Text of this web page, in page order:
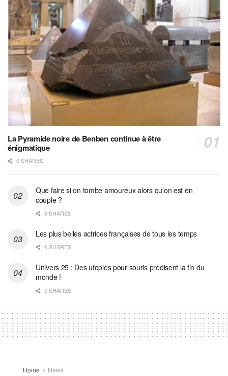
La Pyramide noire de Benben continue à être
énigmatique
0 SHARES
Que faire si on tombe amoureux alors qu’on est en
couple ?
0 SHARES
Les plus belles actrices françaises de tous les temps
0 SHARES
Univers 25 : Des utopies pour souris prédisent la fin du
monde !
0 SHARES
Home News